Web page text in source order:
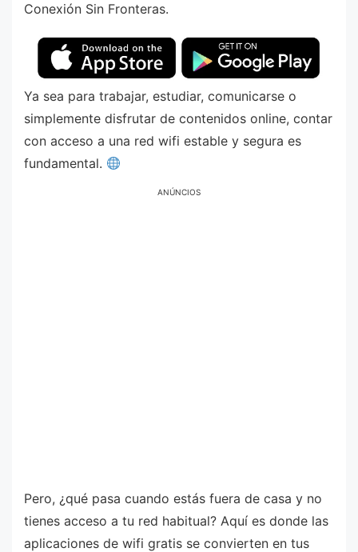
Conexión Sin Fronteras.
Ya sea para trabajar, estudiar, comunicarse o
simplemente disfrutar de contenidos online, contar
con acceso a una red wifi estable y segura es
fundamental.
ANÚNCIOS
Pero, ¿qué pasa cuando estás fuera de casa y no
tienes acceso a tu red habitual? Aquí es donde las
aplicaciones de wifi gratis se convierten en tus